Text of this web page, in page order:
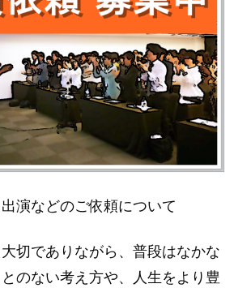
演などのご依頼について
切でありながら、普段はなかな
のない考え方や、人生をより豊